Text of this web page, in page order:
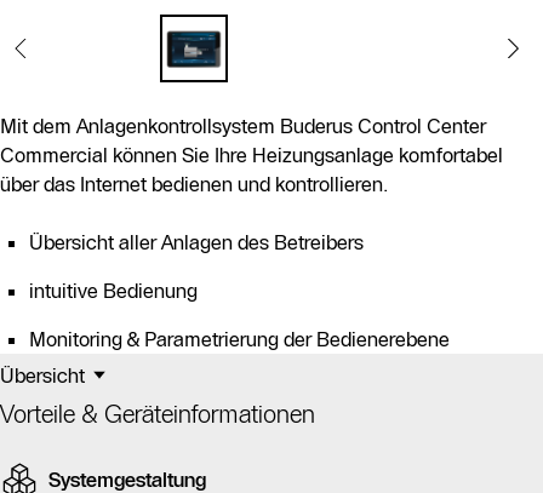
Mit dem Anlagenkontrollsystem Buderus Control Center
Commercial können Sie Ihre Heizungsanlage komfortabel
über das Internet bedienen und kontrollieren.
Übersicht aller Anlagen des Betreibers
intuitive Bedienung
Monitoring & Parametrierung der Bedienerebene
Übersicht
Vorteile & Geräteinformationen
Systemgestaltung